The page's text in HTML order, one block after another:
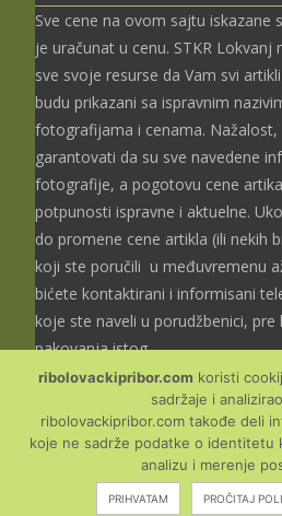
Sve cene na ovom sajtu iskazane
je uračunat u cenu. STKR Lokvanj
sve svoje resurse da Vam svi
budu prikazani sa ispravnim
fotografijama i cenama.
garantovati da su sve navedene
fotografije, a pogotovu cene
potpunosti ispravne i aktuelne.
do promene cene artikla (ili nekih
koji ste poručili u međuvremenu
bićete kontaktirani i informisani
koje ste naveli u porudžbenici, pre
pakovanja istog.
Copyright © Ribolovački
ribolovackipribor.com koristi
sadržaje i
ribolovackipribor.com takođe deli
koje ne sadrže podatke o identitetu
analizu i merenje
PRIHVATAM PROČITAJ